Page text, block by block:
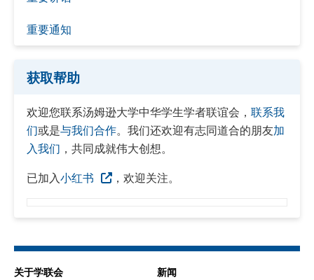
重要通知
获取帮助
欢迎您联系汤姆逊大学中华学生学者联谊会， 联系我
们或是与我们合作。我们还欢迎有志同道合的朋友加
入我们 ，共同成就伟大创想。
已加入小红书 ，欢迎关注。
关于学联会 新闻